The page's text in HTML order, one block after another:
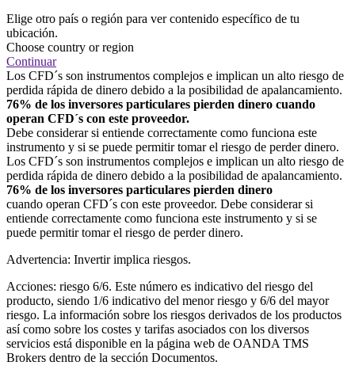
Elige otro país o región para ver contenido específico de tu
ubicación.
Choose country or region
Continuar
Los CFD´s son instrumentos complejos e implican un alto riesgo de
perdida rápida de dinero debido a la posibilidad de apalancamiento.
76% de los inversores particulares pierden dinero cuando
operan CFD´s con este proveedor.
Debe considerar si entiende correctamente como funciona este
instrumento y si se puede permitir tomar el riesgo de perder dinero.
Los CFD´s son instrumentos complejos e implican un alto riesgo de
perdida rápida de dinero debido a la posibilidad de apalancamiento.
76% de los inversores particulares pierden dinero
cuando operan CFD´s con este proveedor. Debe considerar si
entiende correctamente como funciona este instrumento y si se
puede permitir tomar el riesgo de perder dinero.
Advertencia: Invertir implica riesgos.
Acciones: riesgo 6/6. Este número es indicativo del riesgo del
producto, siendo 1/6 indicativo del menor riesgo y 6/6 del mayor
riesgo. La información sobre los riesgos derivados de los productos
así como sobre los costes y tarifas asociados con los diversos
servicios está disponible en la página web de OANDA TMS
Brokers dentro de la sección Documentos.